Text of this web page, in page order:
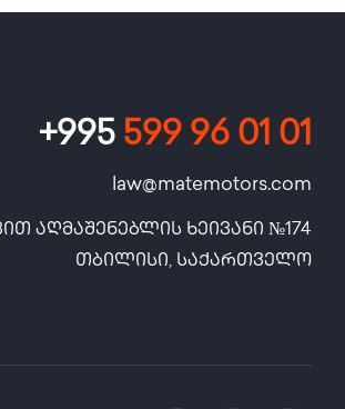
+995599 96 01 01
law@matemotors.com
აღმაშენებლის ხეივანი №174
თბილისი, საქართველო